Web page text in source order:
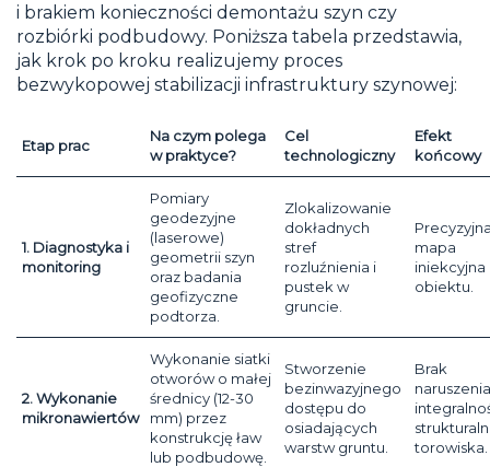
i brakiem konieczności demontażu szyn czy
rozbiórki podbudowy. Poniższa tabela przedstawia,
jak krok po kroku realizujemy proces
bezwykopowej stabilizacji infrastruktury szynowej:
Etap prac
Na czym polega
w praktyce?
Cel
technologiczny
Efekt
końcowy
1. Diagnostyka i
monitoring
Pomiary
geodezyjne
(laserowe)
geometrii szyn
oraz badania
geofizyczne
podtorza.
Zlokalizowanie
dokładnych
stref
rozluźnienia i
pustek w
gruncie.
mapa
iniekcyjna
obiektu.
2. Wykonanie
mikronawiertów
Wykonanie siatki
otworów o małej
średnicy (12-30
mm) przez
konstrukcję ław
lub podbudowę.
Stworzenie
bezinwazyjnego
dostępu do
osiadających
warstw gruntu.
Brak
naruszenia
torowiska.